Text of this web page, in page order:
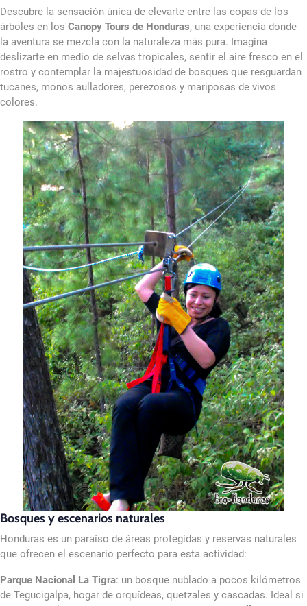
Descubre la sensación única de elevarte entre las copas de los
árboles en los Canopy Tours de Honduras, una experiencia donde
la aventura se mezcla con la naturaleza más pura. Imagina
deslizarte en medio de selvas tropicales, sentir el aire fresco en el
rostro y contemplar la majestuosidad de bosques que resguardan
tucanes, monos aulladores, perezosos y mariposas de vivos
colores.
Bosques y escenarios naturales
Honduras es un paraíso de áreas protegidas y reservas naturales
que ofrecen el escenario perfecto para esta actividad:
Parque Nacional La Tigra: un bosque nublado a pocos kilómetros
de Tegucigalpa, hogar de orquídeas, quetzales y cascadas. Ideal si